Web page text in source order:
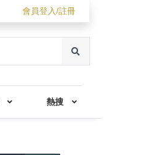
會員登入/註冊
熱搜